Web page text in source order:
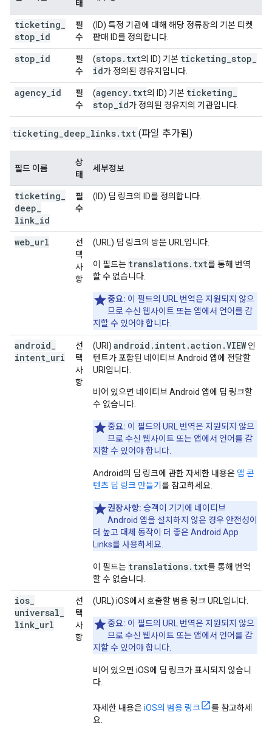
태
ticketing
stop id
필
수
(ID) 특정 기관에 대해 해당 정류장의 기본 티켓
판매 ID를 정의합니다.
stop id
필
수
(stops. txt의 ID) 기본 ticketing stop
id가 정의된 경유지입니다.
agency id
필
수
(agency. txt의 ID) 기본 ticketing
stop id가 정의된 경유지의 기관입니다.
ticketing_deep_links.txt (파일 추가됨)
필드 이름
상
태
세부정보
ticketing
deep
link id
필
수
(ID) 딥 링크의 ID를 정의합니다.
web url
선
택
사
항
(URL) 딥 링크의 방문 URL입니다.
이 필드는 translations.txt를 통해 번역
할 수 없습니다.
중요: 이 필드의 URL 번역은 지원되지 않으
므로 수신 웹사이트 또는 앱에서 언어를 감
지할 수 있어야 합니다.
android
intent uri
선
택
사
항
(URI) android.intent.action.VIEW인
텐트가 포함된 네이티브 Android 앱에 전달할
URI입니다.
비어 있으면 네이티브 Android 앱에 딥 링크할
수 없습니다.
중요: 이 필드의 URL 번역은 지원되지 않으
므로 수신 웹사이트 또는 앱에서 언어를 감
지할 수 있어야 합니다.
Android의 딥 링크에 관한 자세한 내용은 앱 콘
텐츠 딥 링크 만들기 를 참고하세요.
권장사항: 승객이 기기에 네이티브
Android 앱을 설치하지 않은 경우 안전성이
더 높고 대체 동작이 더 좋은 Android App
Links를 사용하세요.
이 필드는 translations.txt를 통해 번역
할 수 없습니다.
ios
universal
link url
선
택
사
항
(URL) iOS에서 호출할 범용 링크 URL입니다.
중요: 이 필드의 URL 번역은 지원되지 않으
므로 수신 웹사이트 또는 앱에서 언어를 감
지할 수 있어야 합니다.
비어 있으면 iOS에 딥 링크가 표시되지 않습니
다.
자세한 내용은iOS의 범용 링크
를 참고하세
요.